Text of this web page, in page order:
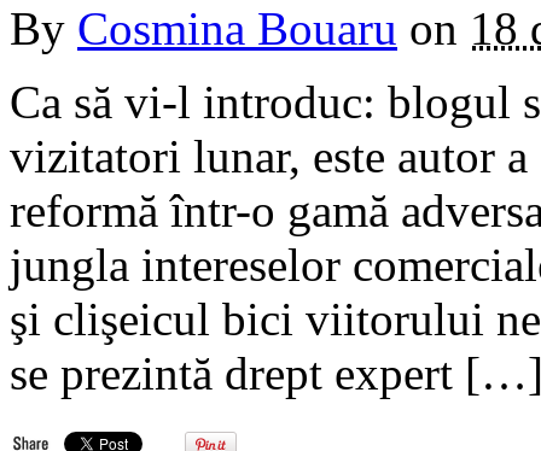
By Cosmina Bouaru on 18
Ca să vi-l introduc: blogul
vizitatori lunar, este autor
reformă într-o gamă
jungla intereselor
şi clişeicul bici viitorului
se prezintă drept expert